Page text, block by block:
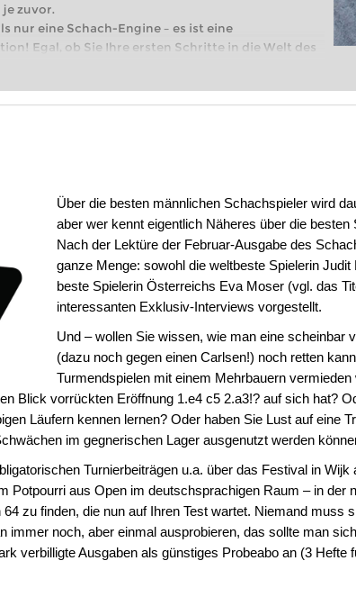
zuvor.
nur eine Schach-Engine – es ist eine
Egal, ob Sie Ihre ersten Schritte in die Welt des
oder bereits auf Turnierniveau spielen: Mit
Über die besten männlichen Schachspieler wird
aber wer kennt eigentlich Näheres über die besten
Nach der Lektüre der Februar-Ausgabe des
ganze Menge: sowohl die weltbeste Spielerin Judit
beste Spielerin Österreichs Eva Moser (vgl. das
interessanten Exklusiv-Interviews vorgestellt.
Und – wollen Sie wissen, wie man eine scheinbar
(dazu noch gegen einen Carlsen!) noch retten
Turmendspielen mit einem Mehrbauern
Blick vorrückten Eröffnung 1.e4 c5 2.a3!? auf sich hat?
Läufern kennen lernen? Oder haben Sie Lust auf eine
im gegnerischen Lager ausgenutzt werden
Turnierbeiträgen u.a. über das Festival in Wijk
Potpourri aus Open im deutschsprachigen Raum – in der
zu finden, die nun auf Ihren Test wartet. Niemand muss
immer noch, aber einmal ausprobieren, das sollte man
verbilligte Ausgaben als günstiges Probeabo an (3 Hefte